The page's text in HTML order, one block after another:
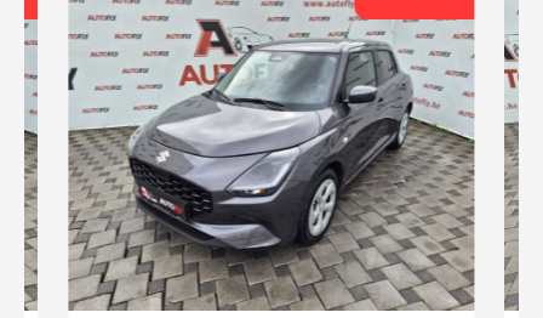
22" alu sa zimskim Pirelli gumama
itd ...